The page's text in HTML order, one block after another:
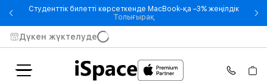
Студенттік билетті көрсеткенде MacBook-қа –3% жеңілдік
Толығырақ- Студенттік билетті
Дүкен жүктелуде